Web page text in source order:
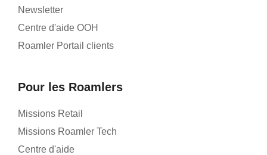
Newsletter
Centre d'aide OOH
Roamler Portail clients
Pour les Roamlers
Missions Retail
Missions Roamler Tech
Centre d'aide